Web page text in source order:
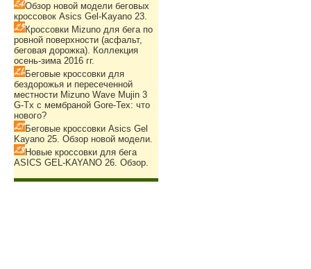
Обзор новой модели беговых
кроссовок Asics Gel-Kayano 23.
Кроссовки Mizuno для бега по
ровной поверхности (асфальт,
беговая дорожка). Коллекция
осень-зима 2016 гг.
Беговые кроссовки для
бездорожья и пересеченной
местности Mizuno Wave Mujin 3
G-Tx с мембраной Gore-Tex: что
нового?
Беговые кроссовки Asics Gel
Kayano 25. Обзор новой модели.
Новые кроссовки для бега
ASICS GEL-KAYANO 26. Обзор.